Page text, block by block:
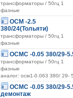
трансформаторы / 50гц 1
фазные
ОСМ -2.5
380/24(Тольяти)
трансформаторы / 50гц 1
фазные
ОСМС -0.05 380/29-
трансформаторы / 50гц 1
фазные
аналог: осм1-0.063 380/ 29-
ОСМС -0.05 380/29-
демонтаж